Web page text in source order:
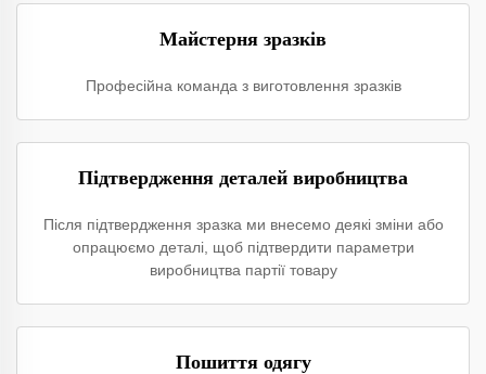
Майстерня зразків
Професійна команда з виготовлення зразків
Підтвердження деталей виробництва
Після підтвердження зразка ми внесемо деякі зміни або
опрацюємо деталі, щоб підтвердити параметри
виробництва партії товару
Пошиття одягу